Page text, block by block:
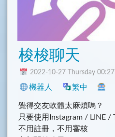
梭梭聊天
2022-10-27 Thursday
機器人 繁中
覺得交友軟體太麻煩嗎？
只要使用Instagram / LINE /
不用註冊，不用審核